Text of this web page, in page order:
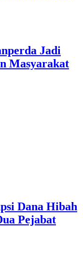
Jadi
Masyarakat
Dana Hibah
Pejabat